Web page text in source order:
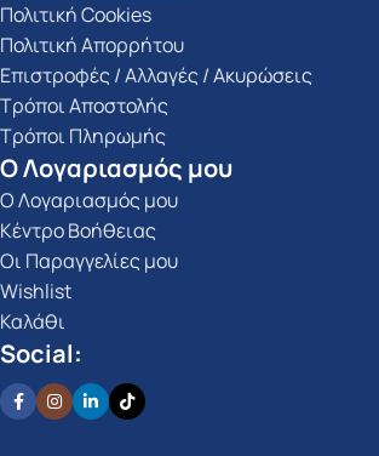
Πολιτική Cookies
Πολιτική Απορρήτου
Επιστροφές / Αλλαγές / Ακυρώσεις
Τρόποι Αποστολής
Τρόποι Πληρωμής
Ο Λογαριασμός μου
Ο Λογαριασμός μου
Κέντρο Βοήθειας
Οι Παραγγελίες μου
Wishlist
Καλάθι
Social: